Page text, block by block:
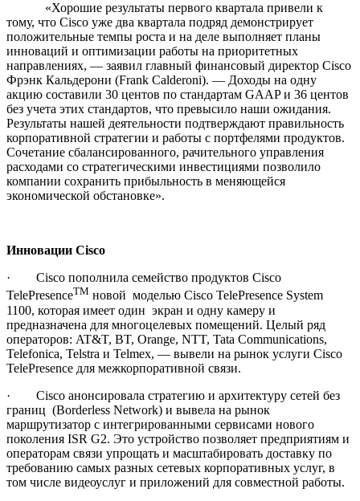
«Хорошие результаты первого квартала привели к
тому, что Cisco уже два квартала подряд демонстрирует
положительные темпы роста и на деле выполняет планы
инноваций и оптимизации работы на приоритетных
направлениях, — заявил главный финансовый директор Cisco
Фрэнк Кальдерони (Frank Calderoni). — Доходы на одну
акцию составили 30 центов по стандартам GAAP и 36 центов
без учета этих стандартов, что превысило наши ожидания.
Результаты нашей деятельности подтверждают правильность
корпоративной стратегии и работы с портфелями продуктов.
Сочетание сбалансированного, рачительного управления
расходами со стратегическими инвестициями позволило
компании сохранить прибыльность в меняющейся
экономической обстановке».
Инновации Cisco
· Cisco пополнила семейство продуктов Cisco
TelePresenceTM новой моделью Cisco TelePresence System
1100, которая имеет один экран и одну камеру и
предназначена для многоцелевых помещений. Целый ряд
операторов: AT&T, BT, Orange, NTT, Tata Communications,
Telefonica, Telstra и Telmex, — вывели на рынок услуги Cisco
TelePresence для межкорпоративной связи.
· Cisco анонсировала стратегию и архитектуру сетей без
границ (Borderless Network) и вывела на рынок
маршрутизатор с интегрированными сервисами нового
поколения ISR G2. Это устройство позволяет предприятиям и
операторам связи упрощать и масштабировать доставку по
требованию самых разных сетевых корпоративных услуг, в
том числе видеоуслуг и приложений для совместной работы.